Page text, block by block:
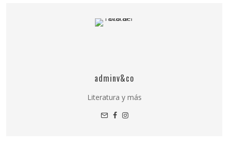
adminv&co
Literatura y más